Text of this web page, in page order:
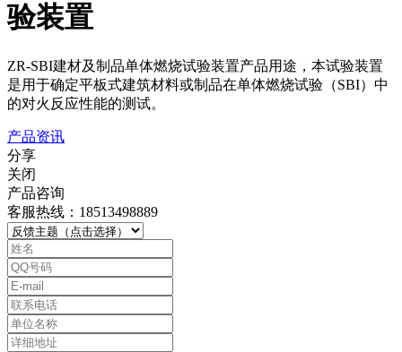
验装置
ZR-SBI建材及制品单体燃烧试验装置产品用途，本试验装置
是用于确定平板式建筑材料或制品在单体燃烧试验（SBI）中
的对火反应性能的测试。
产品资讯
分享
关闭
产品咨询
客服热线：18513498889